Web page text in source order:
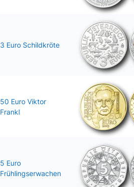
3 Euro Schildkröte
50 Euro Viktor
Frankl
5 Euro
Frühlingserwachen